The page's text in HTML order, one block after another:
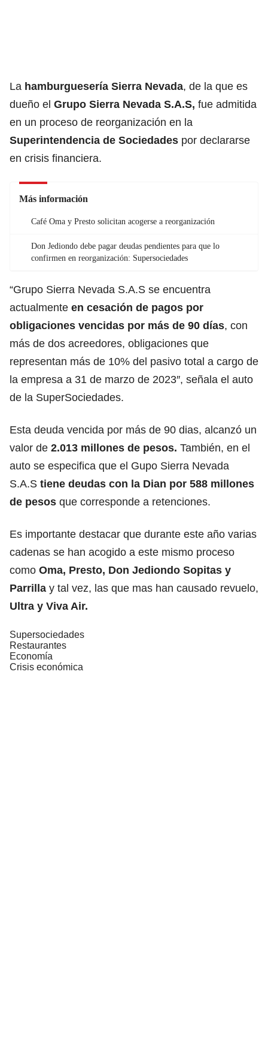
La hamburguesería Sierra Nevada, de la que es
dueño el Grupo Sierra Nevada S.A.S, fue admitida
en un proceso de reorganización en la
Superintendencia de Sociedades por declararse
en crisis financiera.
Más información
Café Oma y Presto solicitan acogerse a reorganización
Don Jediondo debe pagar deudas pendientes para que lo
confirmen en reorganización: Supersociedades
“Grupo Sierra Nevada S.A.S se encuentra
actualmente en cesación de pagos por
obligaciones vencidas por más de 90 días, con
más de dos acreedores, obligaciones que
representan más de 10% del pasivo total a cargo de
la empresa a 31 de marzo de 2023″, señala el auto
de la SuperSociedades.
Esta deuda vencida por más de 90 dias, alcanzó un
valor de 2.013 millones de pesos. También, en el
auto se especifica que el Gupo Sierra Nevada
S.A.S tiene deudas con la Dian por 588 millones
de pesos que corresponde a retenciones.
Es importante destacar que durante este año varias
cadenas se han acogido a este mismo proceso
como Oma, Presto, Don Jediondo Sopitas y
Parrilla y tal vez, las que mas han causado revuelo,
Ultra y Viva Air.
Supersociedades
Restaurantes
Economía
Crisis económica